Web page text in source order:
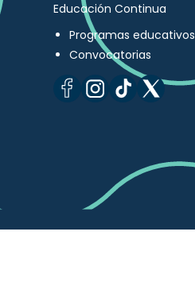
Educación Continua
Programas educativos
Convocatorias